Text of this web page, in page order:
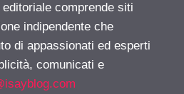
comprende siti
indipendente che
di appassionati ed esperti
comunicati e